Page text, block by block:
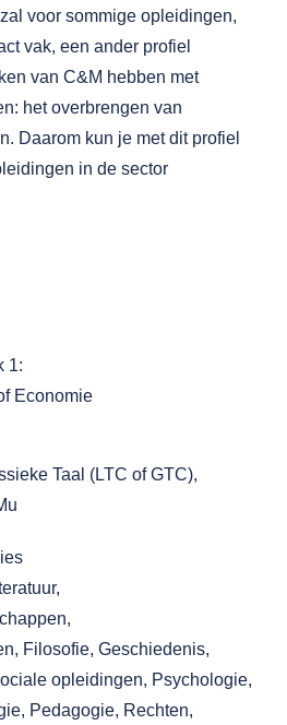
voor sommige opleidingen,
vak, een ander profiel
van C&M hebben met
het overbrengen van
Daarom kun je met dit profiel
in de sector
1:
Economie
Taal (LTC of GTC),
Filosofie, Geschiedenis,
opleidingen, Psychologie,
Pedagogie, Rechten,